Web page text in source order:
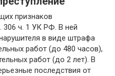
признаков
306 ч. 1 УК РФ. В ней
в виде штрафа
работ (до 480 часов),
работ (до 2 лет). В
последствия от